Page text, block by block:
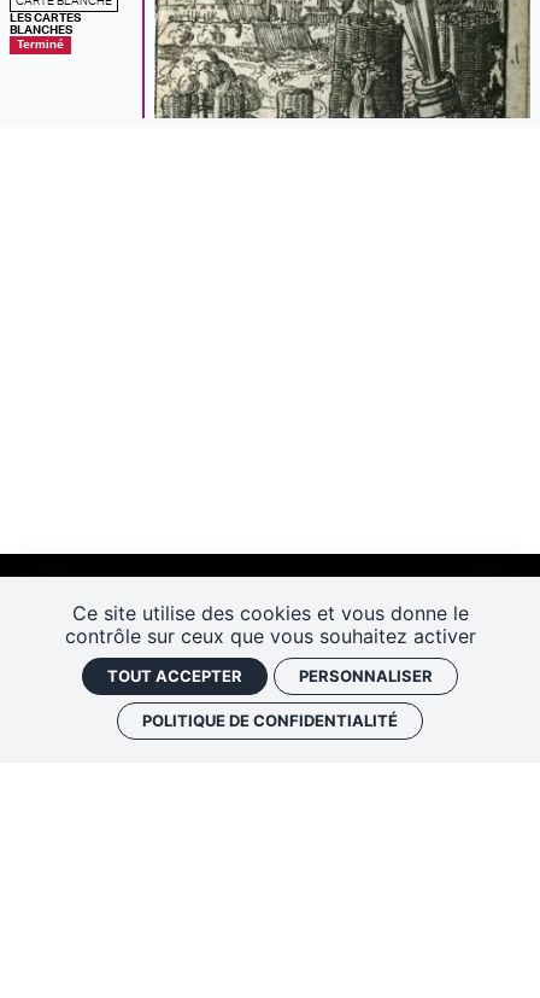
Ce site utilise des cookies et vous donne le
contrôle sur ceux que vous souhaitez activer
TOUT ACCEPTER PERSONNALISER
POLITIQUE DE CONFIDENTIALITÉ
LES CARTES
BLANCHES
Terminé